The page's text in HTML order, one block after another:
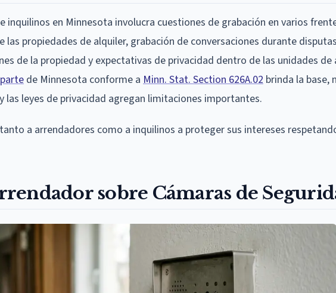
inquilinos en Minnesota involucra cuestiones de grabación en varios
propiedades de alquiler, grabación de conversaciones durante
de la propiedad y expectativas de privacidad dentro de las unidades de
de Minnesota conforme a Minn. Stat. Section 626A.02 brinda la base,
las leyes de privacidad agregan limitaciones importantes.
a arrendadores como a inquilinos a proteger sus intereses
sobre Cámaras de